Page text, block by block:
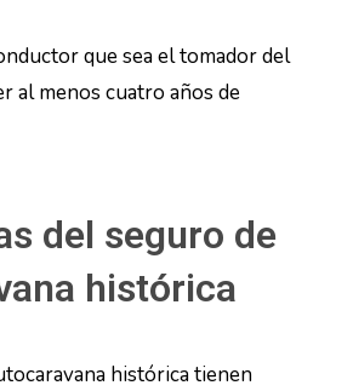
que sea el tomador del
al menos cuatro años de
del seguro de
histórica
histórica tienen